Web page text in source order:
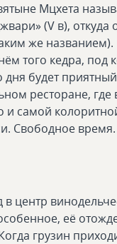
Мцхета
(V в), откуда
же
того кедра, под
дня будет
ресторане,
самой
Свободное
в центр
её
грузин